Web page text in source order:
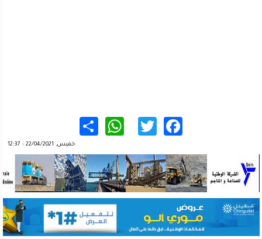
Facebook
Twitter
WhatsApp
خميس, 22/04/2021 - 12:37